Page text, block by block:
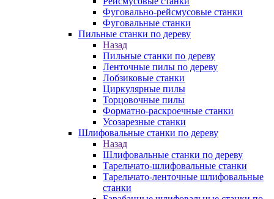
Фуговально-рейсмусовые станки
Фуговальные станки
Пильные станки по дереву
Назад
Пильные станки по дереву
Ленточные пилы по дереву
Лобзиковые станки
Циркулярные пилы
Торцовочные пилы
Форматно-раскроечные станки
Усозарезные станки
Шлифовальные станки по дереву
Назад
Шлифовальные станки по дереву
Тарельчато-шлифовальные станки
Тарельчато-ленточные шлифовальные
станки